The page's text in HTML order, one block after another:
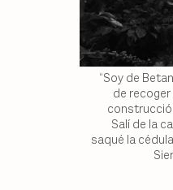
“Soy de
de
Salí de la
saqué la